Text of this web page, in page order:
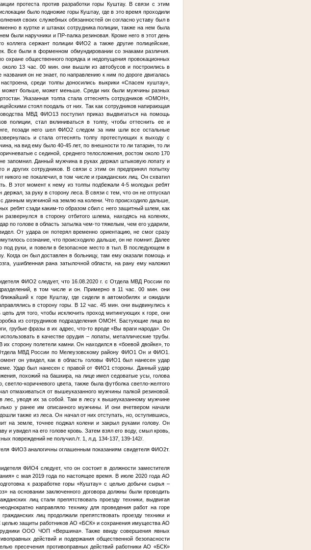
протеста против разработки горы Куштау. В связи с этим
было подножие горы Куштау, где в это время проходили
своих служебных обязанностей он согласно уставу был в
в куртке и штанах сотрудника полиции, также на нем была
были наручники и ПР-палка резиновая. Кроме него в этот день
коллега сержант полицииФИО2 а также другие полицейские,
Все были в форменном обмундировании со знаками различия.
общественного порядка и недопущения провокационных
около 13 час. 00 мин. они вышли из автобусов и построились в
он не знает, по направлению к ним по дороге двигалась
среди толпы доносились выкрики «Спасем куштау»,
может больше, может меньше. Среди них были мужчины разных
Указанная толпа стала оттеснять сотрудников «ОМОН»,
стоял поодаль от них. Так как сотрудников напирающая
МВД ФИО13поступил приказ выдвигаться на помощь
полиции, стал вклиниваться в толпу, чтобы оттеснить ее и
позади него шелФИО2 следом за ним шли все остальные
и стала оттеснять толпу протестующих к выходу с
на вид ему было 40-45 лет, по внешности то ли татарин, то ли
с сединой, среднего телосложения, ростом около 170
запомнил. Данный мужчина в руках держал штыковую лопату и
и других сотрудников. В связи с этим он предпринял попытку
никого не покалечил, в том числе и гражданских лиц. Он схватил
В этот момент к нему из толпы подбежали 4-5 молодых ребят
за руку в сторону леса. В связи с тем, что он не отпускал
данным мужчиной на землю на колени. Что происходило дальше,
ребят сзади каким-то образом сбил с него защитный шлем, как
в сторону отбитого шлема, находясь на коленях,
по голове в область затылка чем-то тяжелым, чем его ударили,
От удара он потерял временно ориентацию, не смог сразу
сознание, что происходило дальше, он не помнит. Далее
под руки, и повели в безопасное место в тыл. В последующем в
Когда он был доставлен в больницу, там ему оказали помощь и
ушибленная рана затылочной области, на рану ему наложил
ФИО2 следует, что 16.08.2020 г. с Отдела МВД России по
в том числе и он. Примерно в 11 час. 00 мин. они
к горе Куштау, где сидели в автомобилях и ожидали
в сторону горы. В 12 час. 45 мин. они выдвинулись к
для того, чтобы исключить проход митингующих к горе, они
из сотрудников подразделения ОМОН. Бастующие лица во
грубые фразы в их адрес, что-то вроде «Вы враги народа». Он
в качестве орудия – лопаты, металлические трубы.
сторону полетели камни. Он находился в «боевой двойке», то
МВД России по Мелеузовскому району ФИО1Он иФИО1.
он увидел, как в область головы ФИО1был нанесен удар
Удар был нанесен с правой от ФИО1стороны. Данный удар
похожий на башкира, на лице имел седоватые усы, голова
коричневого цвета, также была футболка светло-желтого
отмахиваться от вышеуказанного мужчины палкой резиновой.
лес, уводя их за собой. Там в лесу к вышеуказанному мужчине
у ранее им описанного мужчины. И они вчетвером начали
также из леса. Он начал от них отступать, но, оступившись,
на земле, точнее поджал колени и закрыл руками голову. Он
и увидел на его голове кровь. Затем взял его воду, смыл кровь,
повреждений не получил./т. 1, л.д. 134-137, 139-142/.
ФИО3аналогичны оглашенным показаниям свидетеляФИО2т.
ФИО4 следует, что он состоит в должности заместителя
с мая 2019 года по настоящее время. В июле 2020 года АО
к разработке горы «Куштау» с целью добычи сырья –
на основании заключенного договора должны были проводить
лиц стали препятствовать проезду техники, выдвигая
направляло технику для проведения работ на горе
лиц продолжали препятствовать проезду техники и
целью защиты работников АО «БСК» и сохранения имущества АО
ООО ЧОП «Вершина». Также ввиду совершения явных
действий и подержания общественной безопасности
пресечения противоправных действий работники АО «БСК»